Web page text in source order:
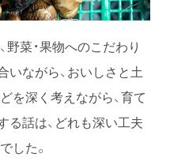
菜・果物へのこだわり
いながら、おいしさと土
を深く考えながら、育て
る話は、どれも深い工夫
した。